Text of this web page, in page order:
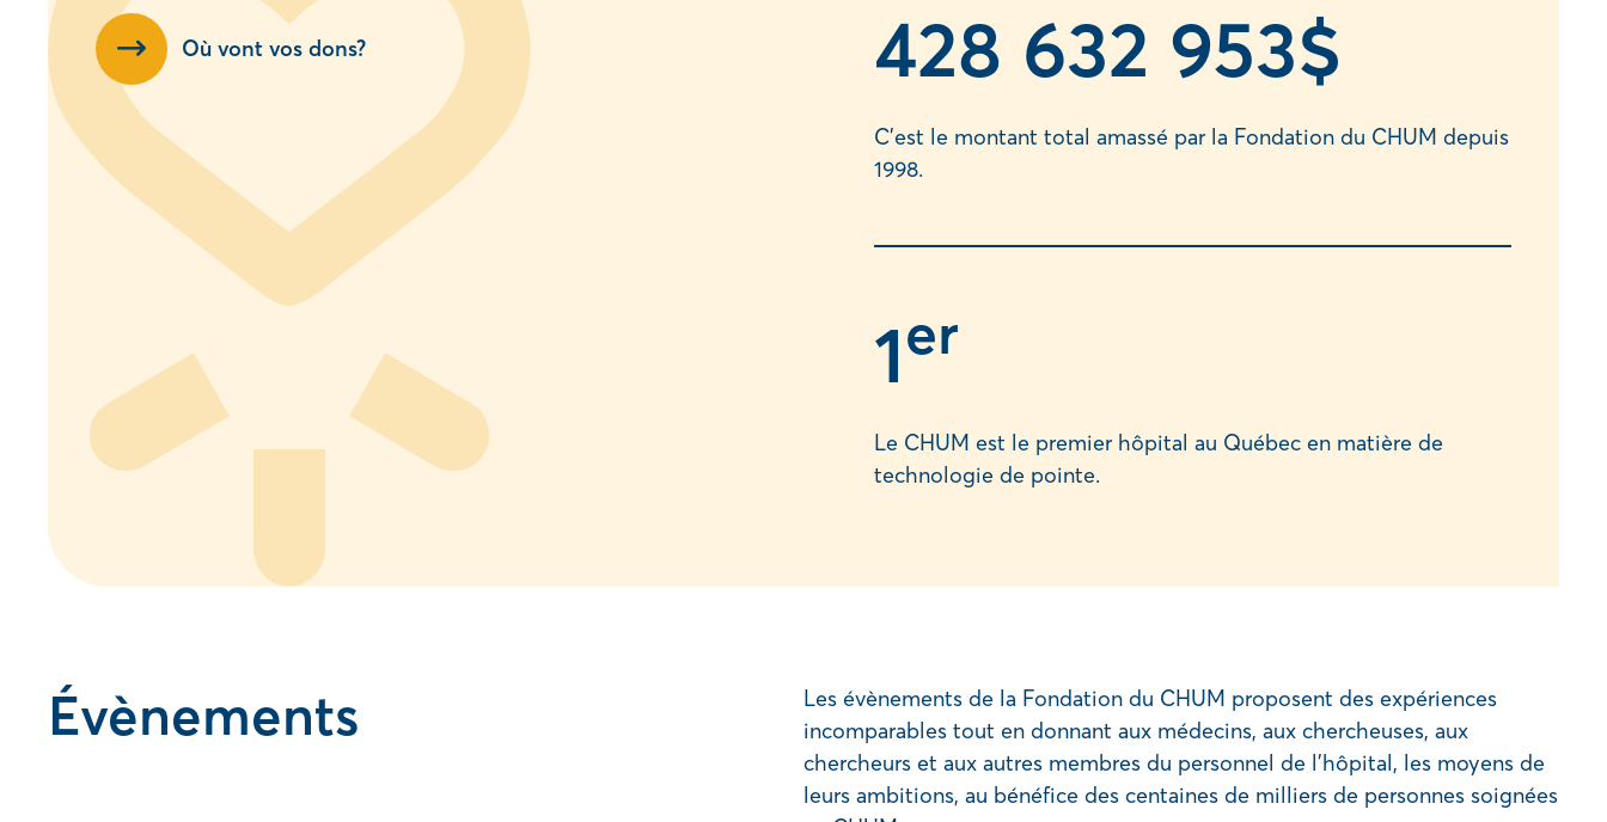
Où vont vos dons? 428 632 957$
C’est le montant total amassé par la Fondation du CHUM depuis
1998.
1er
Le CHUM est le premier hôpital au Québec en matière de
technologie de pointe.
Évènements
Les évènements de la Fondation du CHUM proposent des expériences
incomparables tout en donnant aux médecins, aux chercheuses, aux
chercheurs et aux autres membres du personnel de l’hôpital, les moyens de
leurs ambitions, au bénéfice des centaines de milliers de personnes soignées